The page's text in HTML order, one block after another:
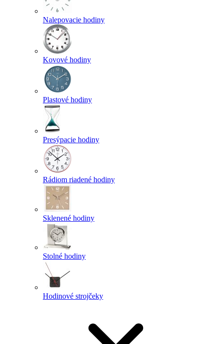
Nalepovacie hodiny
Kovové hodiny
Plastové hodiny
Presýpacie hodiny
Rádiom riadené hodiny
Sklenené hodiny
Stolné hodiny
Hodinové strojčeky